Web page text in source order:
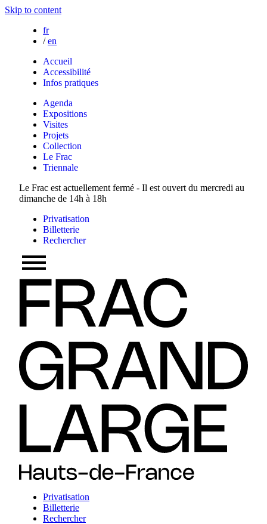
Skip to content
fr
/ en
Accueil
Accessibilité
Infos pratiques
Agenda
Expositions
Visites
Projets
Collection
Le Frac
Triennale
Le Frac est actuellement fermé - Il est ouvert du mercredi au
dimanche de 14h à 18h
Privatisation
Billetterie
Rechercher
Privatisation
Billetterie
Rechercher